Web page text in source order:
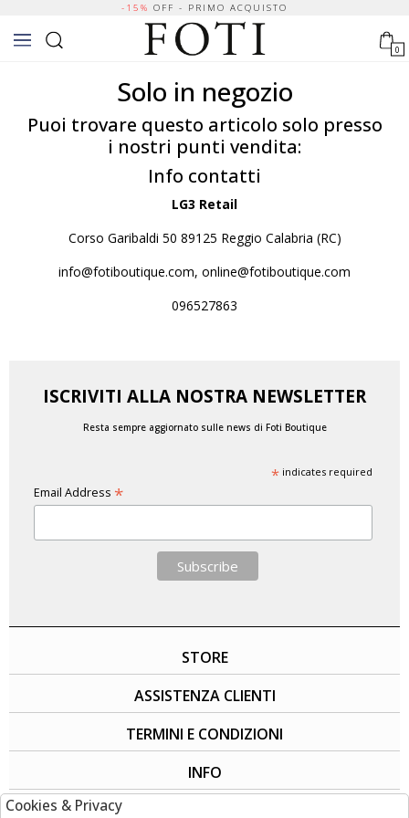
-15% OFF - PRIMO ACQUISTO
0
Solo in negozio
Puoi trovare questo articolo solo presso
i nostri punti vendita:
Info contatti
LG3 Retail
Corso Garibaldi 50 89125 Reggio Calabria (RC)
info@fotiboutique.com, online@fotiboutique.com
096527863
ISCRIVITI ALLA NOSTRA NEWSLETTER
Resta sempre aggiornato sulle news di Foti Boutique
*indicates required
Email Address *
STORE
ASSISTENZA CLIENTI
TERMINI E CONDIZIONI
INFO
Cookies & Privacy